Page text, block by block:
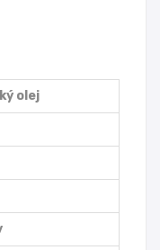
olej